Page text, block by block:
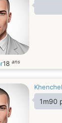
18 ans
1m90